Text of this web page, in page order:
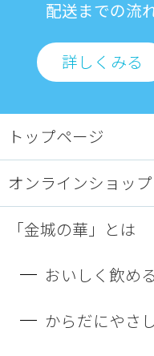
配送までの流
詳しくみる
トップページ
オンラインショップ
「金城の華」とは
おいしく飲める
からだにやさ